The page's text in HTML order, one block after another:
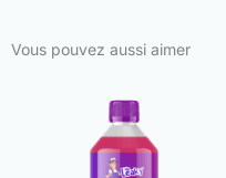
Vous pouvez aussi aimer